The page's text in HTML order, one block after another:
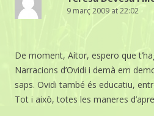
9 març 2009 at 22:02
De moment, Aítor, espero que
Narracions d’Ovidi i demà em
saps. Ovidi també és educatiu,
Tot i això, totes les maneres